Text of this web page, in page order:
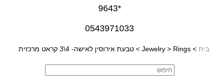
*9643
0543971033
בית >
Jewelry > Rings
> טבעת אירוסין לאישה- 4\3 קראט מרכזית